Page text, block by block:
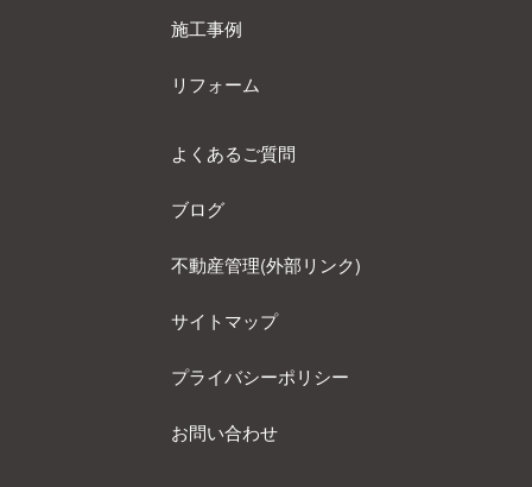
施工事例
リフォーム
よくあるご質問
ブログ
不動産管理(外部リンク)
サイトマップ
プライバシーポリシー
お問い合わせ